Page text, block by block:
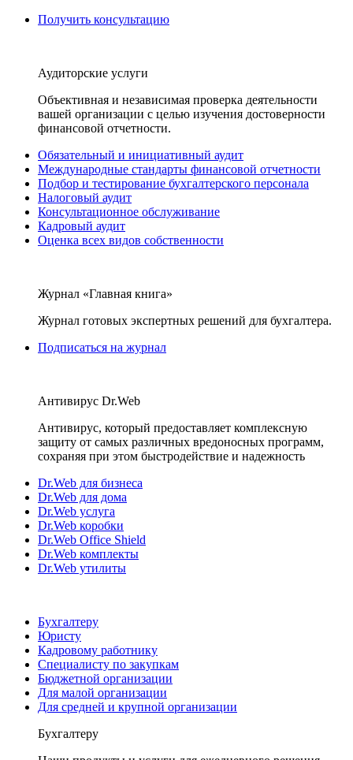
Получить консультацию
Аудиторские услуги
Объективная и независимая проверка деятельности
вашей организации с целью изучения достоверности
финансовой отчетности.
Обязательный и инициативный аудит
Международные стандарты финансовой отчетности
Подбор и тестирование бухгалтерского персонала
Налоговый аудит
Консультационное обслуживание
Кадровый аудит
Оценка всех видов собственности
Журнал «Главная книга»
Журнал готовых экспертных решений для бухгалтера.
Подписаться на журнал
Антивирус Dr.Web
Антивирус, который предоставляет комплексную
защиту от самых различных вредоносных программ,
сохраняя при этом быстродействие и надежность
Dr.Web для бизнеса
Dr.Web для дома
Dr.Web услуга
Dr.Web коробки
Dr.Web Office Shield
Dr.Web комплекты
Dr.Web утилиты
Бухгалтеру
Юристу
Кадровому работнику
Специалисту по закупкам
Бюджетной организации
Для малой организации
Для средней и крупной организации
Бухгалтеру